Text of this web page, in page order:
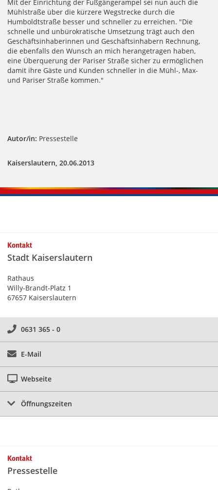
Mit der Einrichtung der Fußgängerampel sei nun auch die
Mühlstraße über die kürzere Wegstrecke durch die
Humboldtstraße besser und schneller zu erreichen. "Die
schnelle und unbürokratische Umsetzung trägt auch den
Geschäftsinhaberinnen und Geschäftsinhabern Rechnung,
die ebenfalls den Wunsch an mich herangetragen haben,
eine Überquerung der Pariser Straße sicher zu ermöglichen
damit ihre Gäste und Kunden schneller in die Mühl-, Max-
und Pariser Straße kommen."
Autor/in: Pressestelle
Kaiserslautern, 20.06.2013
Kontakt
Stadt Kaiserslautern
Rathaus
Willy-Brandt-Platz 1
67657 Kaiserslautern
0631 365 - 0
E-Mail
Webseite
Öffnungszeiten
Kontakt
Pressestelle